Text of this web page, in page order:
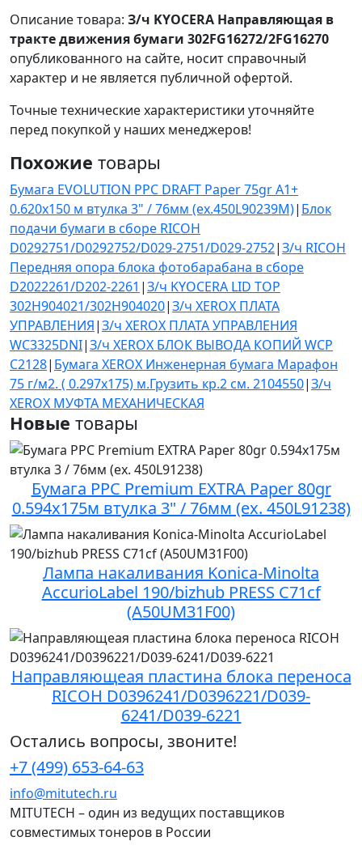
Описание товара: З/ч KYOCERA Направляющая в
тракте движения бумаги 302FG16272/2FG16270
опубликованного на сайте, носит справочный
характер и не является публичной офертой.
Точные технические характеристики уточняйте
перед покупкой у наших менеджеров!
Похожие товары
Бумага EVOLUTION PPC DRAFT Paper 75gr A1+
0.620x150 м втулка 3" / 76мм (ex.450L90239M)| Блок
подачи бумаги в сборе RICOH
D0292751/D0292752/D029-2751/D029-2752|З/ч RICOH
Передняя опора блока фотобарабана в сборе
D2022261/D202-2261 |З/ч KYOCERA LID TOP
302H904021/302H904020|З/ч XEROX ПЛАТА
УПРАВЛЕНИЯ|З/ч XEROX ПЛАТА УПРАВЛЕНИЯ
WC3325DNI|З/ч XEROX БЛОК ВЫВОДА КОПИЙ WCP
C2128| Бумага XEROX Инженерная бумага Марафон
75 г/м2. ( 0.297x175) м.Грузить кр.2 см. 2104550|З/ч
XEROX МУФТА МЕХАНИЧЕСКАЯ
Новые товары
Бумага PPC Premium EXTRA Paper 80gr
0.594x175м втулка 3" / 76мм (ex. 450L91238)
Лампа накаливания Konica-Minolta
AccurioLabel 190/bizhub PRESS C71cf
(A50UM31F00)
Направляющеая пластина блока переноса
RICOH D0396241/D0396221/D039-
6241/D039-6221
Остались вопросы, звоните!
+7 (499) 653-64-63
info@mitutech.ru
MITUTECH – один из ведущих поставщиков
совместимых тонеров в России